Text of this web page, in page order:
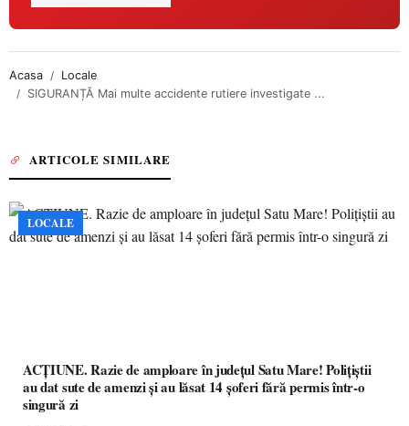
Acasa
Locale
SIGURANȚĂ Mai multe accidente rutiere investigate ...
ARTICOLE SIMILARE
LOCALE
ACȚIUNE. Razie de amploare în județul Satu Mare! Polițiștii
au dat sute de amenzi și au lăsat 14 șoferi fără permis într-o
singură zi